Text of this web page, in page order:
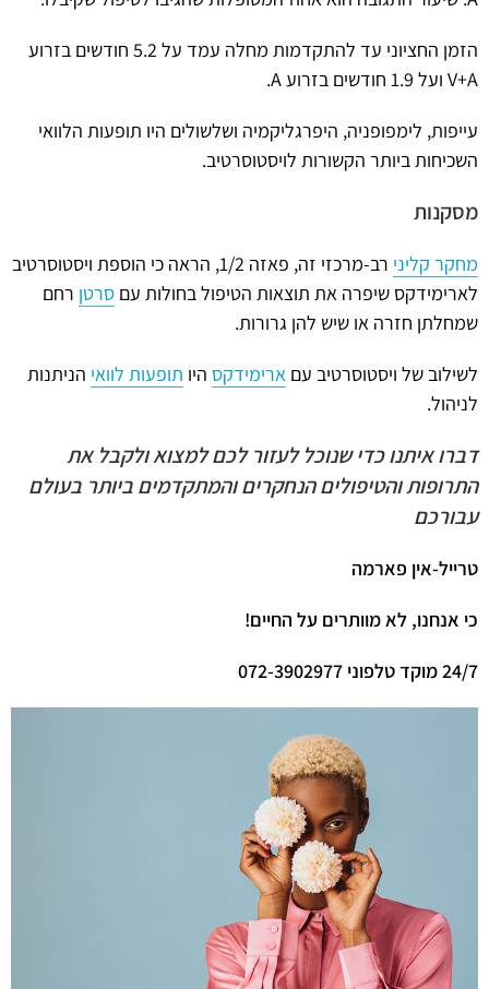
הזמן החציוני עד להתקדמות מחלה עמד על 5.2 חודשים בזרוע
V+A ועל 1.9 חודשים בזרוע A.
עייפות, לימפופניה, היפרגליקמיה ושלשולים היו תופעות הלוואי
השכיחות ביותר הקשורות לויסטוסרטיב.
מסקנות
מחקר קליני
רב-מרכזי זה, פאזה 1/2, הראה כי הוספת ויסטוסרטיב
לארימידקס שיפרה את תוצאות הטיפול בחולות עם סרטן רחם
שמחלתן חזרה או שיש להן גרורות.
לשילוב של ויסטוסרטיב עם ארימידקס היו תופעות לוואי הניתנות
לניהול.
דברו איתנו כדי שנוכל לעזור לכם למצוא ולקבל את
התרופות והטיפולים הנחקרים והמתקדמים ביותר בעולם
עבורכם
טרייל-אין פארמה
כי אנחנו, לא מוותרים על החיים!
24/7 מוקד טלפוני 072-3902977